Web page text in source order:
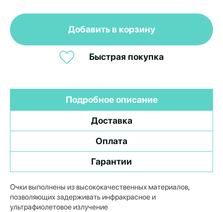
Добавить в корзину
Быстрая покупка
Подробное описание
Доставка
Оплата
Гарантии
Очки выполнены из высококачественных материалов,
позволяющих задерживать инфракрасное и
ультрафиолетовое излучение